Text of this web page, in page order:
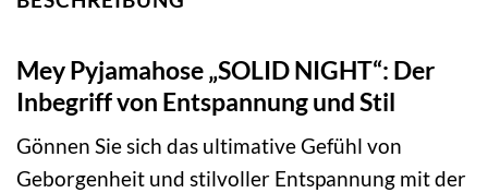
Mey Pyjamahose „SOLID NIGHT“: Der
Inbegriff von Entspannung und Stil
Gönnen Sie sich das ultimative Gefühl von
Geborgenheit und stilvoller Entspannung mit der